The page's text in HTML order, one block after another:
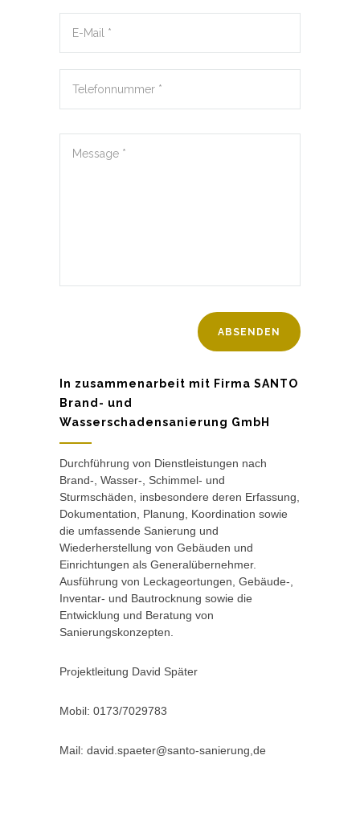
In zusammenarbeit mit Firma SANTO
Brand- und
Wasserschadensanierung GmbH
Durchführung von Dienstleistungen nach
Brand-, Wasser-, Schimmel- und
Sturmschäden, insbesondere deren Erfassung,
Dokumentation, Planung, Koordination sowie
die umfassende Sanierung und
Wiederherstellung von Gebäuden und
Einrichtungen als Generalübernehmer.
Ausführung von Leckageortungen, Gebäude-,
Inventar- und Bautrocknung sowie die
Entwicklung und Beratung von
Sanierungskonzepten.
Projektleitung David Später
Mobil: 0173/7029783
Mail: david.spaeter@santo-sanierung,de